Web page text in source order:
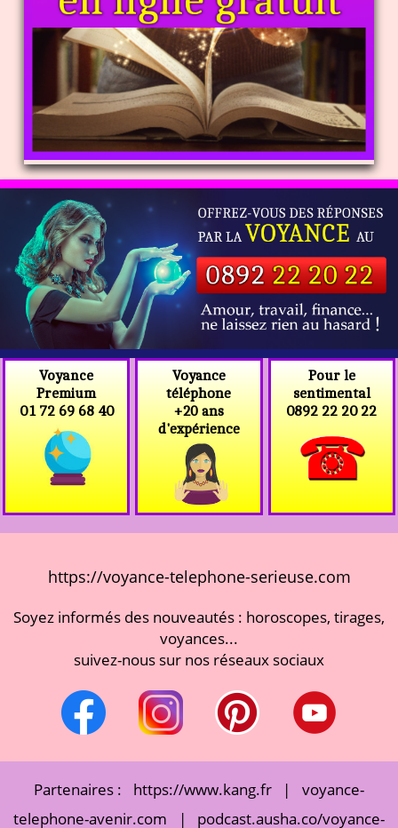
Voyance
Premium
01 72 69 68 40
Voyance
téléphone
+20 ans
d'expérience
Pour le
sentimental
0892 22 20 22
https://voyance-telephone-serieuse.com
Soyez informés des nouveautés : horoscopes, tirages,
voyances...
suivez-nous sur nos réseaux sociaux
Partenaires : https://www.kang.fr |
voyance-
telephone-avenir.com
| podcast.ausha.co/voyance-